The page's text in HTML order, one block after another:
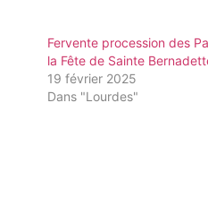
Fervente procession des
la Fête de Sainte
19 février 2025
Dans "Lourdes"